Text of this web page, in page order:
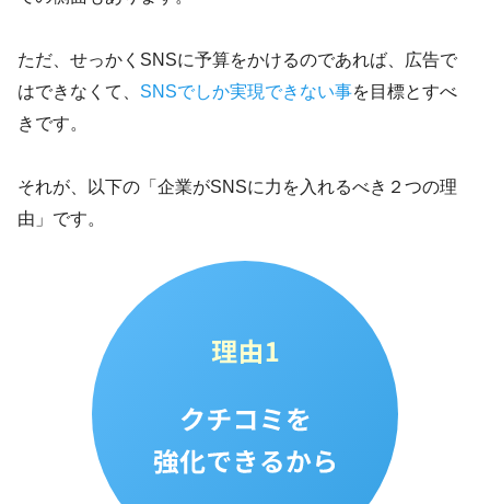
ただ、せっかくSNSに予算をかけるのであれば、広告で
はできなくて、 SNSでしか実現できない事を目標とすべ
きです。
それが、以下の「企業がSNSに力を入れるべき２つの理
由」です。